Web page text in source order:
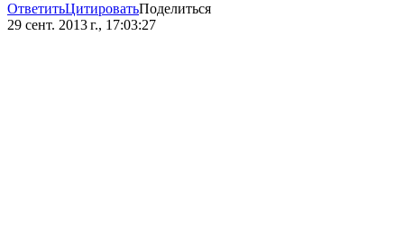
ОтветитьЦитироватьПоделиться
29 сент. 2013 г., 17:03:27